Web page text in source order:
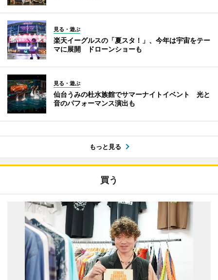
見る・遊ぶ
楽天イーグルスの「夏スタ！」、今年は宇宙をテー
マに展開 ドローンショーも
見る・遊ぶ
仙台うみの杜水族館でサマーナイトイベント 光と
音のパフォーマンス演出も
もっと見る
買う